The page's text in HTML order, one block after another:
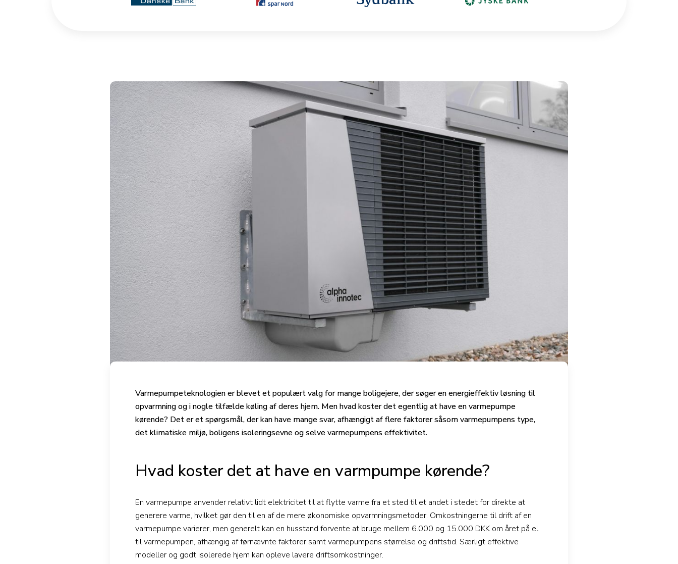
Varmepumpeteknologien er blevet et populært valg for mange boligejere, der søger en energieffektiv løsning til
opvarmning og i nogle tilfælde køling af deres hjem. Men hvad koster det egentlig at have en varmepumpe
kørende? Det er et spørgsmål, der kan have mange svar, afhængigt af flere faktorer såsom varmepumpens type,
det klimatiske miljø, boligens isoleringsevne og selve varmepumpens effektivitet.
Hvad koster det at have en varmpumpe kørende?
En varmepumpe anvender relativt lidt elektricitet til at flytte varme fra et sted til et andet i stedet for direkte at
generere varme, hvilket gør den til en af de mere økonomiske opvarmningsmetoder. Omkostningerne til drift af en
varmepumpe varierer, men generelt kan en husstand forvente at bruge mellem 6.000 og 15.000 DKK om året på el
til varmepumpen, afhængig af førnævnte faktorer samt varmepumpens størrelse og driftstid. Særligt effektive
modeller og godt isolerede hjem kan opleve lavere driftsomkostninger.